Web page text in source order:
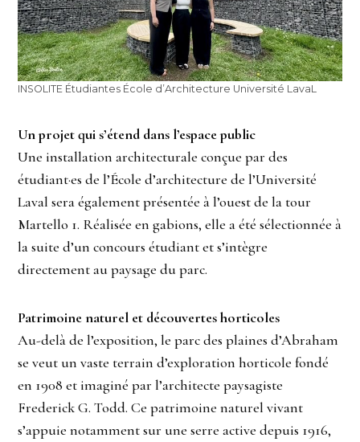
INSOLITE Étudiantes École d’Architecture Université LavaL
Un projet qui s’étend dans l’espace public
Une installation architecturale conçue par des
étudiant·es de l’École d’architecture de l’Université
Laval sera également présentée à l’ouest de la tour
Martello 1. Réalisée en gabions, elle a été sélectionnée à
la suite d’un concours étudiant et s’intègre
directement au paysage du parc.
Patrimoine naturel et découvertes horticoles
Au-delà de l’exposition, le parc des plaines d’Abraham
se veut un vaste terrain d’exploration horticole fondé
en 1908 et imaginé par l’architecte paysagiste
Frederick G. Todd. Ce patrimoine naturel vivant
s’appuie notamment sur une serre active depuis 1916,